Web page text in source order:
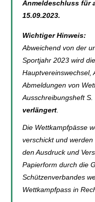
Anmeldeschluss für
15.09.2023.
Wichtiger Hinweis:
Abweichend von der
Sportjahr 2023 wird
Hauptvereinswechsel,
Abmeldungen von
Ausschreibungsheft
verlängert
Die Wettkampfpässe
verschickt und
den Ausdruck und
Papierform durch die
Schützenverbandes
Wettkampfpass in